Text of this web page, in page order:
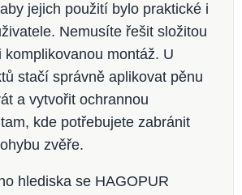
jejich použití bylo praktické i
Nemusíte řešit složitou
komplikovanou montáž. U
stačí správně aplikovat pěnu
a vytvořit ochrannou
kde potřebujete zabránit
zvěře.
hlediska se HAGOPUR